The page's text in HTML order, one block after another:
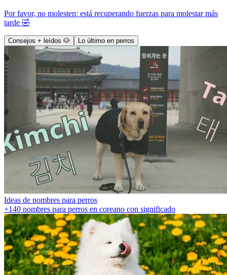
Por favor, no molesten: está recuperando fuerzas para molestar más
tarde 🤣
Consejos + leídos 🐶 Lo último en perros
Ideas de nombres para perros
+140 nombres para perros en coreano con significado